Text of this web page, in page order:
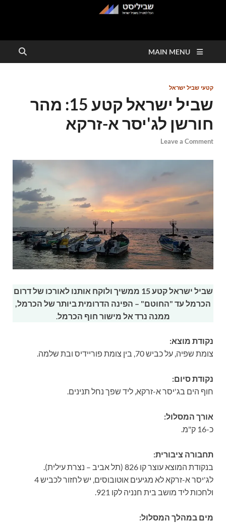
שביליסט
MAIN MENU
קטעי שביל ישראל
שביל ישראל קטע 15: מהר
חורשן לג'יסר א-זרקא
Leave a Comment
שביל ישראל קטע 15 ממשיך ולוקח אותנו לאורכו של דרום
הכרמל עד "החוטם" – הפינה הדרומית ביותר של הכרמל,
ממנה נרד אל מישור חוף הכרמל.
נקודת מוצא:
צומת שפיה, על כביש 70, בין צומת פוריידיס ובת שלמה.
נקודת סיום:
חוף הים בג'יסר א-זרקא, ליד שפך נחל תנינים.
אורך המסלול:
כ-16 ק"מ.
תחבורה ציבורית:
בנקודת המוצא עוצר קו 826 (תל אביב – נצרת עילית).
לג'יסר א-זרקא לא מגיעים אוטובוסים, יש לחזור לכביש 4
ולחכות ליד מושב בית חנניה לקו 921.
מים במהלך המסלול: